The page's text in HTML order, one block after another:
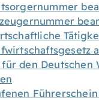
den Deutschen